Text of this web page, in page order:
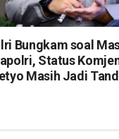
Bungkam soal
Status
Masih Jadi